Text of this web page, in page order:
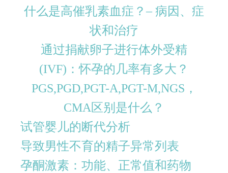
什么是高催乳素血症？– 病因、症
状和治疗
通过捐献卵子进行体外受精
(IVF)：怀孕的几率有多大？
PGS,PGD,PGT-A,PGT-M,NGS，
CMA区别是什么？
试管婴儿的断代分析
导致男性不育的精子异常列表
孕酮激素：功能、正常值和药物